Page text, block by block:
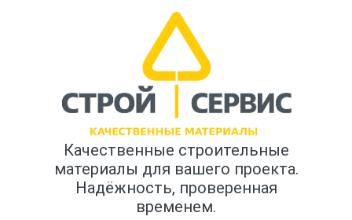
Качественные строительные
материалы для вашего проекта.
Надёжность, проверенная
временем.